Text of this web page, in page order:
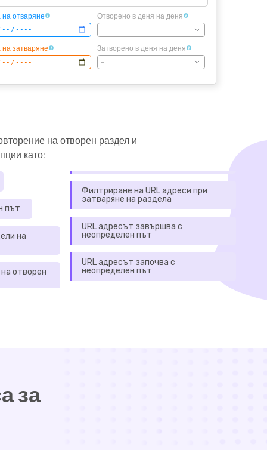
на отваряне Отворено в деня на деня
-
на затваряне Затворено в деня на деня
-
на отворен раздел и
като:
път
на
отворен
Филтриране на URL адреси при
затваряне на раздела
URL адресът завършва с
неопределен път
URL адресът започва с
неопределен път
за